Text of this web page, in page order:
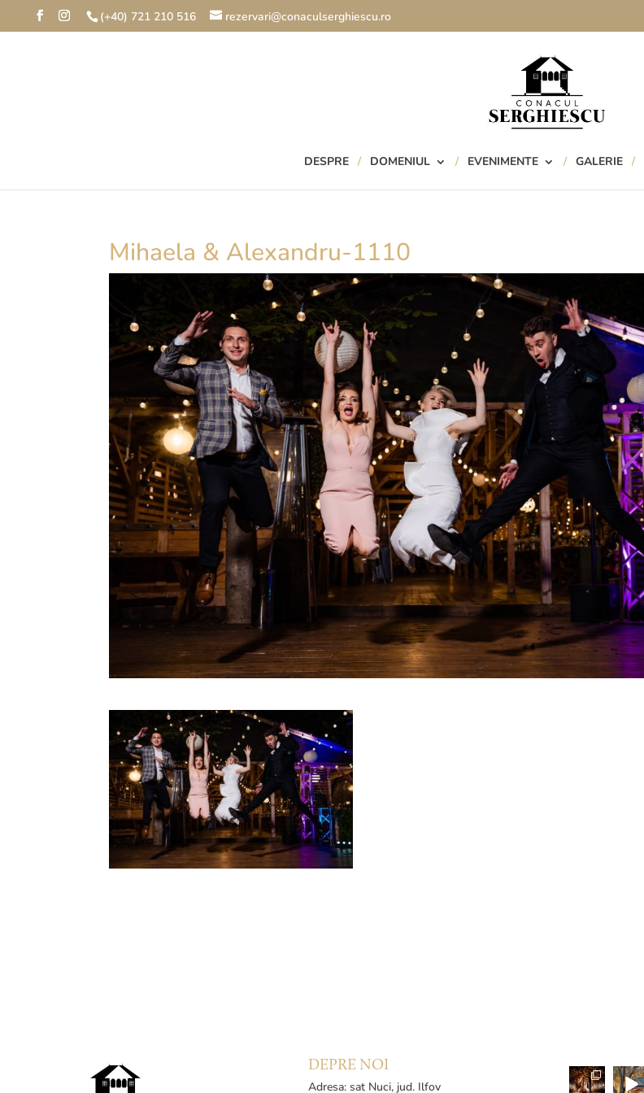
(+40) 721 210 516 rezervari@conaculserghiescu.ro
DESPRE DOMENIUL EVENIMENTE GALERIE
Mihaela & Alexandru-1110
DEPRE NOI
Adresa: sat Nuci, jud. Ilfov